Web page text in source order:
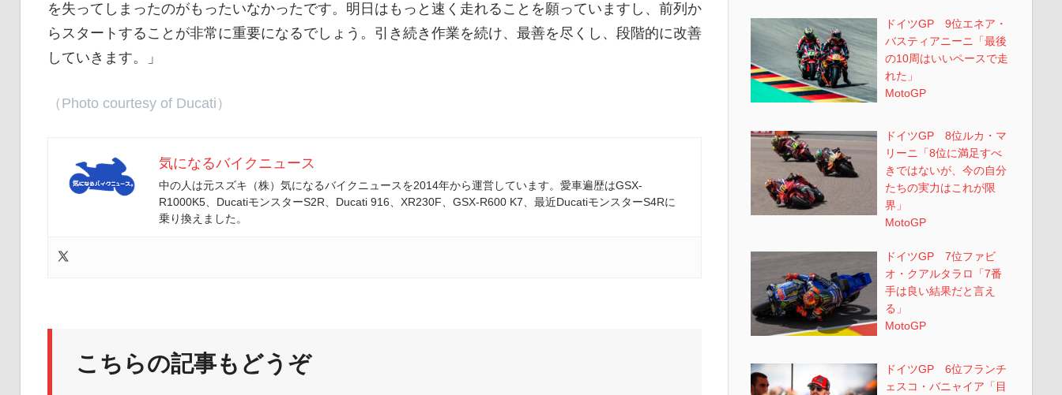
を失ってしまったのがもったいなかったです。明日はもっと速く走れることを願っていますし、前列か
らスタートすることが非常に重要になるでしょう。引き続き作業を続け、最善を尽くし、段階的に改善
していきます。」
（Photo courtesy of Ducati）
気になるバイクニュース
中の人は元スズキ（株）気になるバイクニュースを2014年から運営しています。愛車遍歴はGSX-
R1000K5、DucatiモンスターS2R、Ducati 916、XR230F、GSX-R600 K7、最近DucatiモンスターS4Rに
乗り換えました。
こちらの記事もどうぞ
ドイツGP 9位エネア・
バスティアニーニ「最後
の10周はいいペースで走
れた」
MotoGP
ドイツGP 8位ルカ・マ
リーニ「8位に満足すべ
きではないが、今の自分
たちの実力はこれが限
界」
MotoGP
ドイツGP 7位ファビ
オ・クアルタラロ「7番
手は良い結果だと言え
る」
MotoGP
ドイツGP 6位フランチ
ェスコ・バニャイア「目